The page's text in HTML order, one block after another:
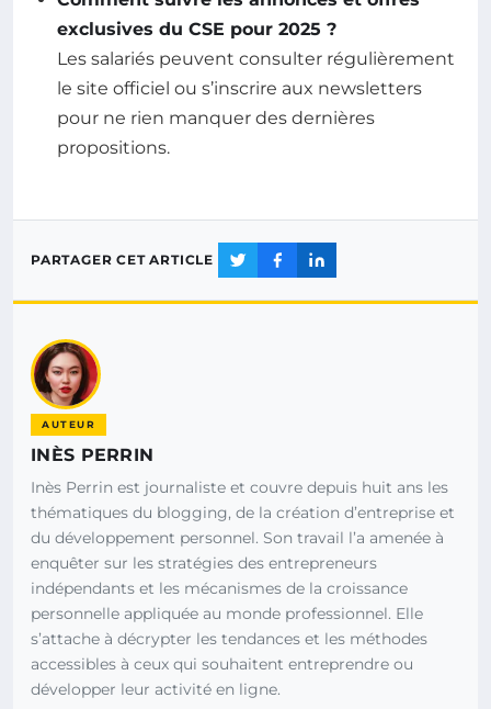
exclusives du CSE pour 2025 ?
Les salariés peuvent consulter régulièrement
le site officiel ou s’inscrire aux newsletters
pour ne rien manquer des dernières
propositions.
PARTAGER CET ARTICLE
AUTEUR
INÈS PERRIN
Inès Perrin est journaliste et couvre depuis huit ans les
thématiques du blogging, de la création d’entreprise et
du développement personnel. Son travail l’a amenée à
enquêter sur les stratégies des entrepreneurs
indépendants et les mécanismes de la croissance
personnelle appliquée au monde professionnel. Elle
s’attache à décrypter les tendances et les méthodes
accessibles à ceux qui souhaitent entreprendre ou
développer leur activité en ligne.